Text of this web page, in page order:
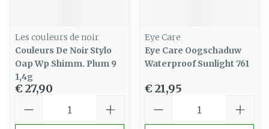
Les couleurs de noir
Couleurs De Noir Stylo
Oap Wp Shimm. Plum 9
1,4g
€ 27,90
Eye Care
Eye Care Oogschaduw
Waterproof Sunlight 761
€ 21,95